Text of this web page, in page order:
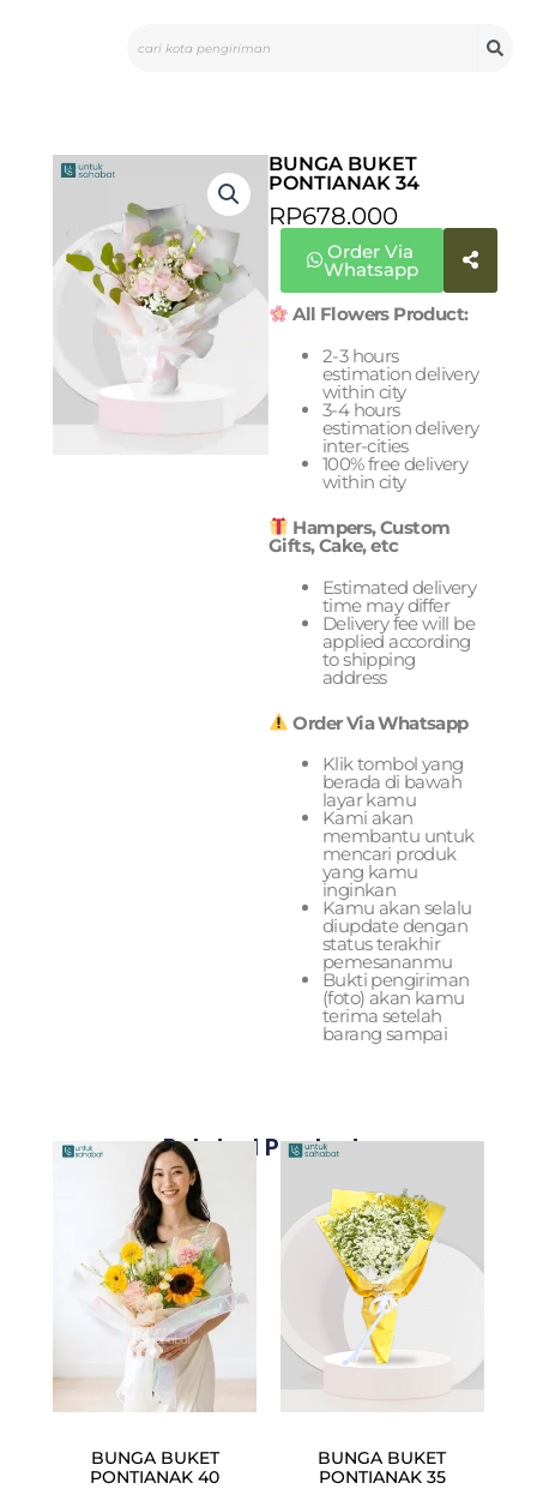
BUNGA BUKET
PONTIANAK 34
RP678.000
Order Via
Whatsapp
All Flowers Product:
2-3 hours
estimation delivery
within city
3-4 hours
estimation delivery
inter-cities
100% free delivery
within city
Hampers, Custom
Gifts, Cake, etc
Estimated delivery
time may differ
Delivery fee will be
applied according
to shipping
address
Order Via Whatsapp
Klik tombol yang
berada di bawah
layar kamu
Kami akan
membantu untuk
mencari produk
yang kamu
inginkan
Kamu akan selalu
diupdate dengan
status terakhir
pemesananmu
Bukti pengiriman
(foto) akan kamu
terima setelah
barang sampai
Related Products
BUNGA BUKET
PONTIANAK 40
BUNGA BUKET
PONTIANAK 35